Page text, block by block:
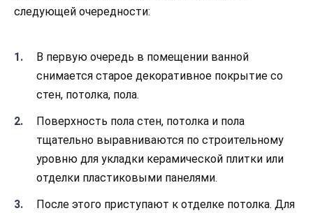
следующей очередности:
В первую очередь в помещении ванной
снимается старое декоративное покрытие со
стен, потолка, пола.
Поверхность пола стен, потолка и пола
тщательно выравниваются по строительному
уровню для укладки керамической плитки или
отделки пластиковыми панелями.
После этого приступают к отделке потолка. Для